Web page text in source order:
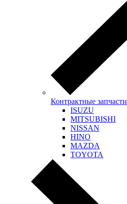
Контрактные запчасти
ISUZU
MITSUBISHI
NISSAN
HINO
MAZDA
TOYOTA